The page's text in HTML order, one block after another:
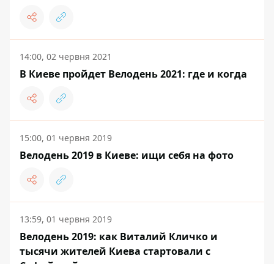
14:00, 02 червня 2021
В Киеве пройдет Велодень 2021: где и когда
15:00, 01 червня 2019
Велодень 2019 в Киеве: ищи себя на фото
13:59, 01 червня 2019
Велодень 2019: как Виталий Кличко и
тысячи жителей Киева стартовали с